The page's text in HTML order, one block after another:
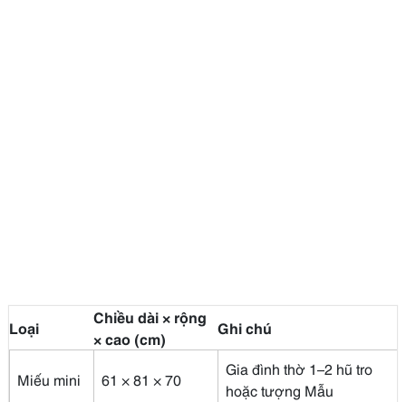
Loại
Chiều dài × rộng
× cao (cm)
Ghi chú
Miếu mini 61 × 81 × 70
Gia đình thờ 1–2 hũ tro
hoặc tượng Mẫu